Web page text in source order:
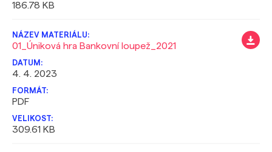
186.78 KB
01_Úniková hra Bankovní loupež_2021
4. 4. 2023
PDF
309.61 KB